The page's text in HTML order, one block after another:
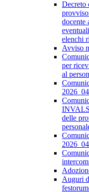
Decreto
docente
elenchi
Avviso
per
al
delle
Auguri